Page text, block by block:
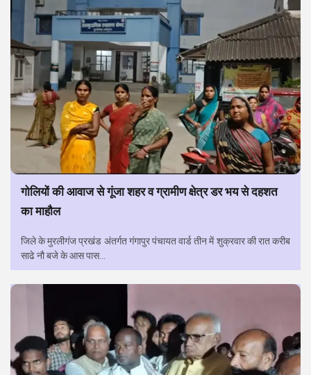
गोलियों की आवाज से गूंजा शहर व ग्रामीण क्षेत्र डर भय से दहशत
का माहौल
जिले के मुरलीगंज प्रखंड अंतर्गत गंगापुर पंचायत वार्ड तीन में शुक्रवार की रात करीब
साढे नौ बजे के आस पास...